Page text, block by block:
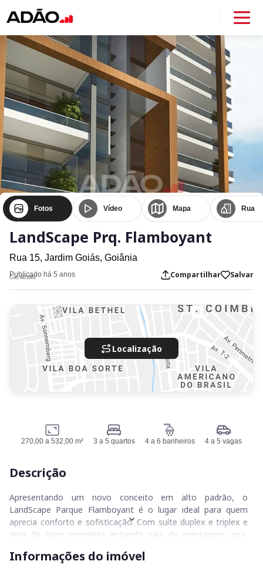
Fotos Vídeo Mapa Rua
LandScape Prq. Flamboyant
Rua 15, Jardim Goiás, Goiânia
Publicado há 5 anos
Cod. AD2061 Compartilhar Salvar
Localização
270,00 a 532,00 m² 3 a 5 quartos 4 a 6 banheiros 4 a 5 vagas
Descrição
Apresentando um novo conceito em alto padrão, o
LandScape Parque Flamboyant é o lugar ideal para quem
aprecia conforto e sofisticação. Com suíte duplex e triplex e
área de lazer completa incluindo sala de massagem, spa,
proporciona vista mais que privilegiada, de frente para o
Informações do imóvel